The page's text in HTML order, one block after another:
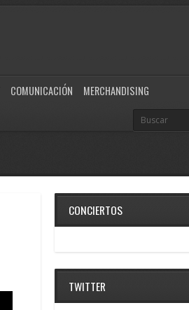
COMUNICACIÓN MERCHANDISING
CONCIERTOS
TWITTER